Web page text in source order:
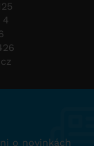
4
o novinkách